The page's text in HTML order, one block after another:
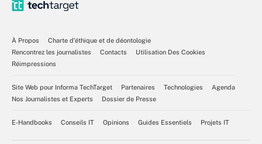
À Propos
Charte d’éthique et de déontologie
Rencontrez les journalistes
Contacts
Utilisation Des Cookies
Réimpressions
Site Web pour Informa TechTarget Partenaires Technologies
Agenda
Nos Journalistes et Experts
Dossier de Presse
E-Handbooks Conseils IT Opinions Guides Essentiels Projets IT